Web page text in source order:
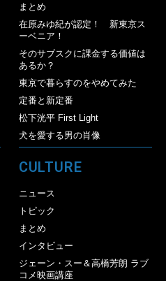
まとめ
在原みゆ紀が認定！ 新東京ス
ーベニア！
そのサブスクに課金する価値は
あるか？
東京で暮らすのをやめてみた
定番と新定番
松下洸平 First Light
犬を愛する男の肖像
CULTURE
ニュース
トピック
まとめ
インタビュー
ジェーン・スー＆高橋芳朗 ラブ
コメ映画講座